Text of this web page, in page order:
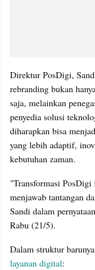
Direktur PosDigi,
rebranding bukan
saja, melainkan
penyedia solusi
diharapkan bisa
yang lebih adaptif,
kebutuhan zaman.
"Transformasi
menjawab tantangan
Sandi dalam
Rabu (21/5).
layanan digital: